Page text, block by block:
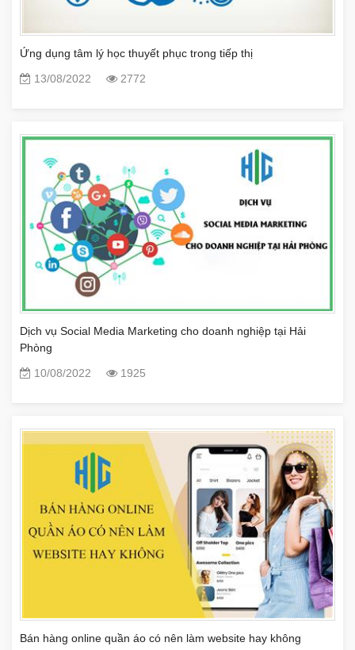
Ứng dụng tâm lý học thuyết phục trong tiếp thị
13/08/2022
2772
Dịch vụ Social Media Marketing cho doanh nghiệp tại Hải
Phòng
10/08/2022
1925
Bán hàng online quần áo có nên làm website hay không